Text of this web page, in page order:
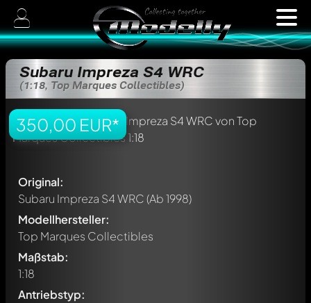
Subaru Impreza S4 WRC
(1:18, Top Marques Collectibles)
350,00 EUR*
Original:
Subaru Impreza S4 WRC(Ab 1998)
Modellhersteller:
Top Marques Collectibles
Maßstab:
1:18
Antriebstyp: